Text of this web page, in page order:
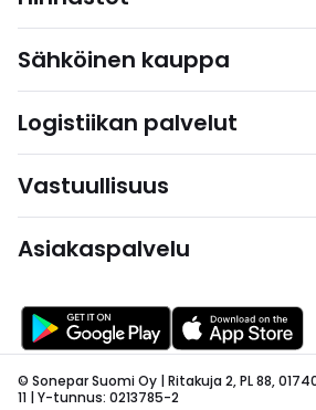
Sähköinen kauppa
Logistiikan palvelut
Vastuullisuus
Asiakaspalvelu
© Sonepar Suomi Oy | Ritakuja 2, PL 88,
11 | Y-tunnus: 0213785-2